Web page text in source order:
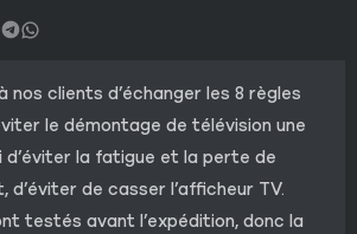
nos clients d’échanger les 8 règles
le démontage de télévision une
la fatigue et la perte de
de casser l’afficheur TV.
testés avant l’expédition, donc la